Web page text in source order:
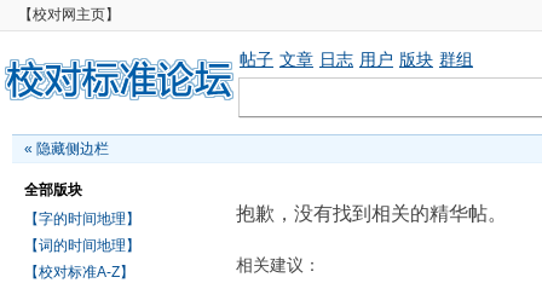
【校对网主页】
帖子 文章 日志 用户 版块 群组
« 隐藏侧边栏
全部版块
【字的时间地理】
【词的时间地理】
【校对标准A-Z】
抱歉，没有找到相关的精华帖。
相关建议：